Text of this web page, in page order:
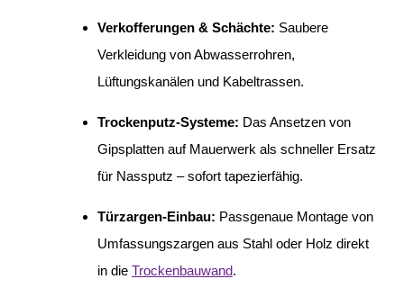
Verkofferungen & Schächte: Saubere
Verkleidung von Abwasserrohren,
Lüftungskanälen und Kabeltrassen.
Trockenputz-Systeme: Das Ansetzen von
Gipsplatten auf Mauerwerk als schneller Ersatz
für Nassputz – sofort tapezierfähig.
Türzargen-Einbau: Passgenaue Montage von
Umfassungszargen aus Stahl oder Holz direkt
in die Trockenbauwand.